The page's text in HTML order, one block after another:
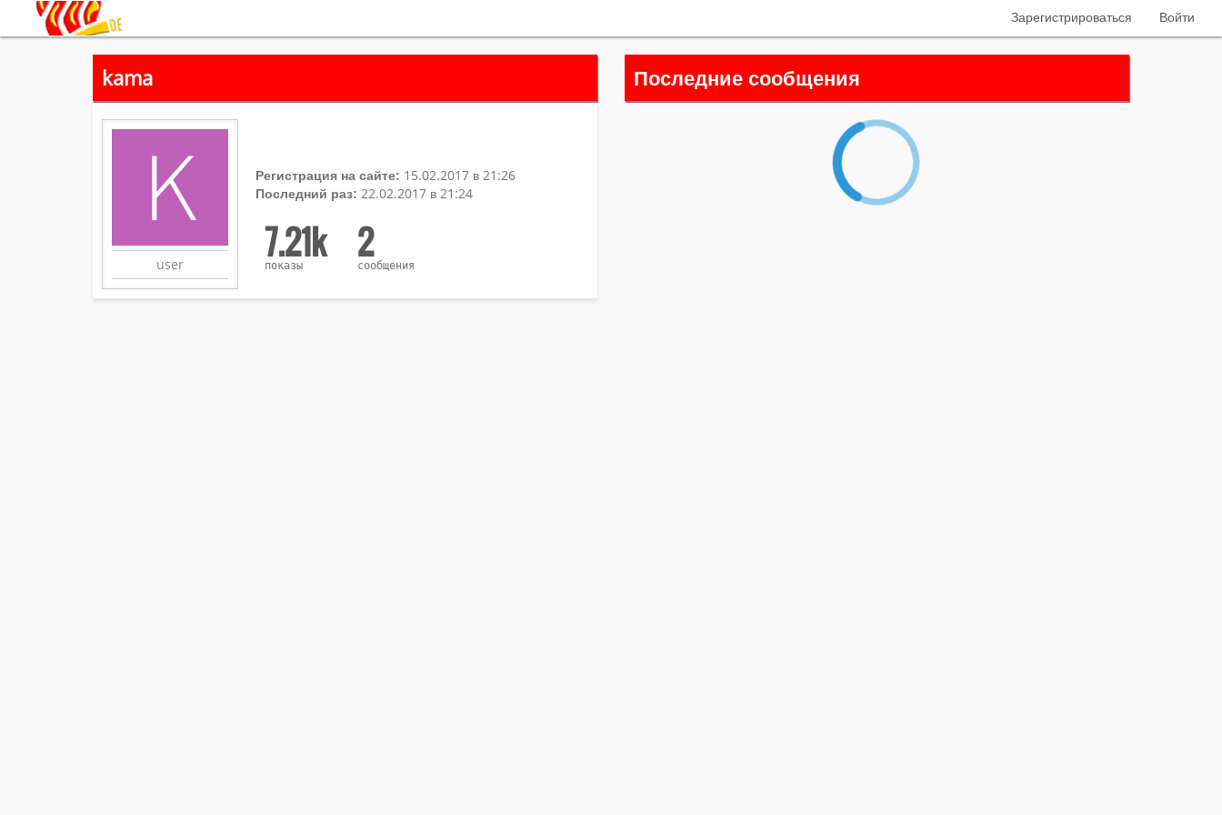
Зарегистрироваться Войти
kama
user
Регистрация на сайте: 15.02.2017 в 21:26
Последний раз: 22.02.2017 в 21:24
7.21k
показы 2
сообщения
Последние сообщения